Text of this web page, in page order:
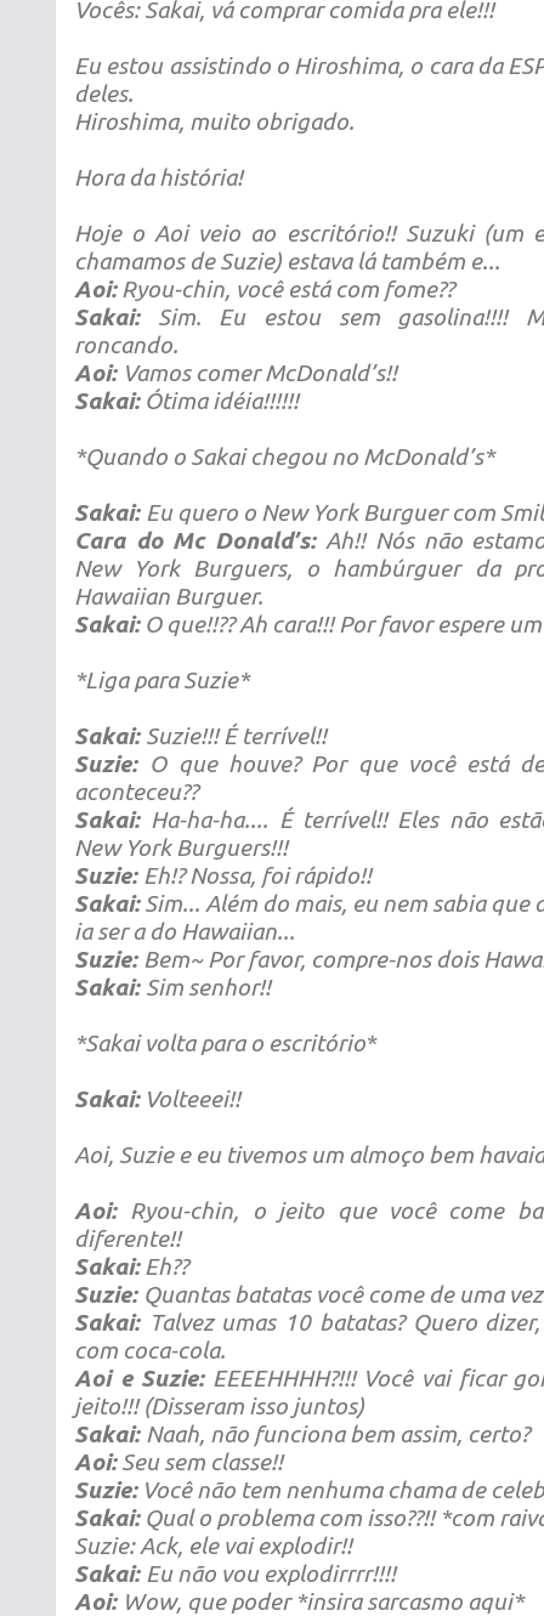
Vocês:Sakai, vá comprar comida pra ele!!!
Eu estou assistindo o Hiroshima, o cara da
deles.
Hiroshima, muito obrigado.
Hora da história!
Hoje o Aoi veio ao escritório!! Suzuki (um
chamamos de Suzie) estava lá também e...
Aoi:Ryou-chin, você está com fome??
Sakai:Sim. Eu estou sem gasolina!!!!
roncando.
Aoi: Vamos comer McDonald’s!!
Sakai:Ótima idéia!!!!!!
*Quando o Sakai chegou no McDonald’s*
Sakai: Eu quero o New York Burguer com
Cara do Mc Donald’s: Ah!! Nós não
New York Burguers, o hambúrguer da
Hawaiian Burguer.
Sakai:O que!!?? Ah cara!!! Por favor espere
*Liga para Suzie*
Sakai: Suzie!!! É terrível!!
Suzie: O que houve? Por que você está
aconteceu??
Sakai: Ha-ha-ha.... É terrível!! Eles não
New York Burguers!!!
Suzie: Eh!? Nossa, foi rápido!!
Sakai:Sim... Além do mais, eu nem sabia que
ia ser a do Hawaiian...
Suzie: Bem~ Por favor, compre-nos dois
Sakai: Sim senhor!!
*Sakai volta para o escritório*
Sakai:Volteeei!!
Aoi, Suzie e eu tivemos um almoço bem
Aoi: Ryou-chin, o jeito que você come
diferente!!
Sakai:Eh??
Suzie: Quantas batatas você come de uma vez
Sakai: Talvez umas 10 batatas? Quero
com coca-cola.
Aoi e Suzie:EEEEHHHH?!!! Você vai ficar
jeito!!! (Disseram isso juntos)
Sakai: Naah, não funciona bem assim, certo?
Aoi:Seu sem classe!!
Suzie:Você não tem nenhuma chama de
Sakai:Qual o problema com isso??!! *com
Suzie: Ack, ele vai explodir!!
Sakai: Eu não vou explodirrrr!!!!
Aoi: Wow, que poder *insira sarcasmo aqui*